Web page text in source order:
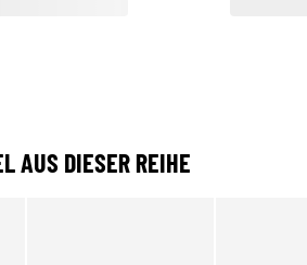
AUS DIESER REIHE